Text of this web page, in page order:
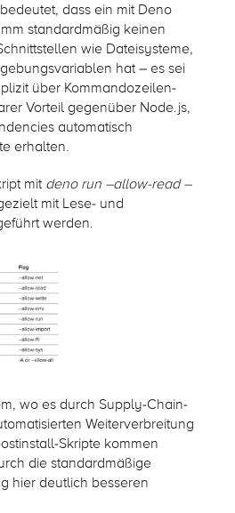
dass ein mit Deno
standardmäßig keinen
wie Dateisysteme,
hat – es sei
über Kommandozeilen-
Vorteil gegenüber Node.js,
automatisch
erhalten.
mit deno run –allow-read –
mit Lese- und
werden.
wo es durch Supply-Chain-
Weiterverbreitung
Skripte kommen
die standardmäßige
hier deutlich besseren